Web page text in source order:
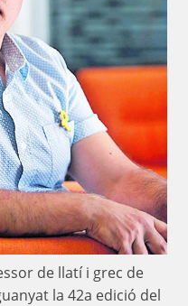
de llatí i grec de
la 42a edició del